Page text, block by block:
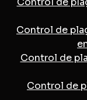
Control de
Control de
Control de